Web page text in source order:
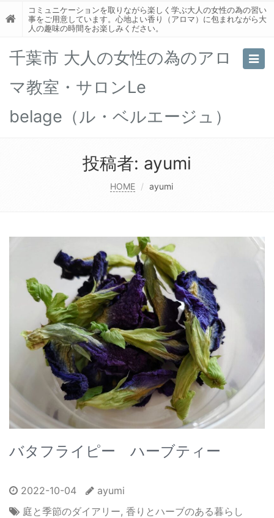
コミュニケーションを取りながら楽しく学ぶ大人の女性の為の習い
事をご用意しています。心地よい香り（アロマ）に包まれながら大
人の趣味の時間をお楽しみください。
千葉市 大人の女性の為のアロ
マ教室・サロンLe
belage（ル・ベルエージュ）
投稿者: ayumi
HOME ayumi
バタフライピー ハーブティー
2022-10-04
ayumi
庭と季節のダイアリー, 香りとハーブのある暮らし